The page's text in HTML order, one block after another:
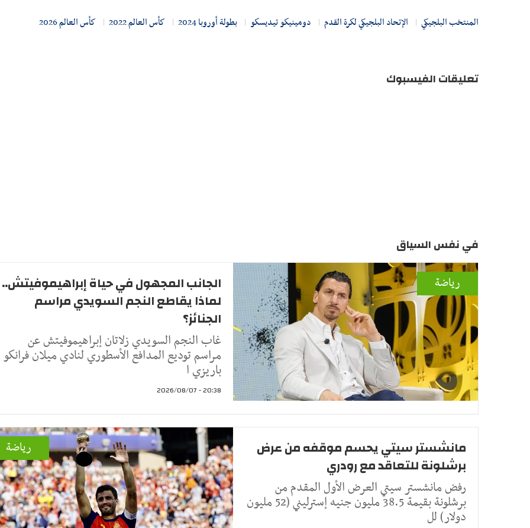
المنتخب البلجيكي الإتحاد البلجيكي لكرة القدم دومينيكو تيديسكو بطولة أوروبا 2024 كأس العالم 2022 كأس العالم 2026
تعليقات الفيسبوك
في نفس السياق
رياضة
الجانب المجهول في حياة إبراهيموفيتش..
لماذا يقاطع النجم السويدي مراسم
الجنائز؟
غاب النجم السويدي زلاتان إبراهيموفيتش عن
مراسم توديع المدافع الأسطوري لنادي ميلان فرانكو
باريزي ا
20:38 - 2026/08/07
رياضة
مانشستر سيتي يحسم موقفه من عرض
برشلونة للتعاقد مع رودري
رفض مانشستر سيتي العرض الأول المقدم من
برشلونة بقيمة 38.5 مليون جنيه إسترليني (52 مليون
دولار) لل